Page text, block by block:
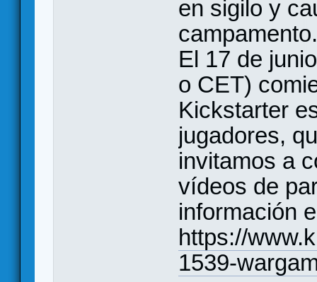
en sigilo y
campamento.
El 17 de
o CET)
Kickstarter
jugadores,
invitamos a
vídeos de
información
https://
1539-